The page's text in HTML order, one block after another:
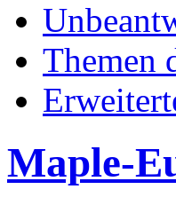
Themen
Maple-